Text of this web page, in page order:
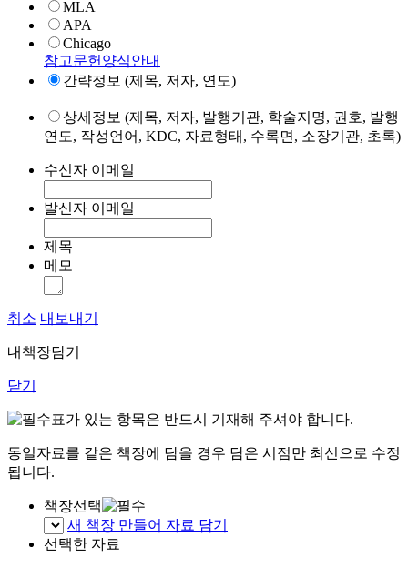
MLA
APA
Chicago
참고문헌양식안내
간략정보 (제목, 저자, 연도)
상세정보 (제목, 저자, 발행기관, 학술지명, 권호, 발행
연도, 작성언어, KDC, 자료형태, 수록면, 소장기관, 초록)
수신자 이메일
발신자 이메일
제목
메모
취소 내보내기
내책장담기
닫기
표가 있는 항목은 반드시 기재해 주셔야 합니다.
동일자료를 같은 책장에 담을 경우 담은 시점만 최신으로 수정
됩니다.
책장선택
새 책장 만들어 자료 담기
선택한 자료